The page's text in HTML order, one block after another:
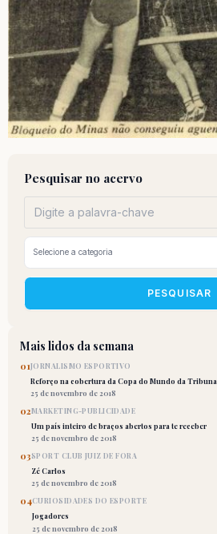
Pesquisar no acervo
PESQUISAR
Mais lidos da semana
01JORNALISMO ESPORTIVO
Reforço na cobertura da Copa do Mundo da Tribuna
25 de novembro de 2018
02MARKETING-PUBLICIDADE
Um país inteiro de braços abertos para te receber
25 de novembro de 2018
03SPORT CLUB JUIZ DE FORA
Zé Carlos
25 de novembro de 2018
04CURIOSIDADES DO ESPORTE
Jogadores
25 de novembro de 2018